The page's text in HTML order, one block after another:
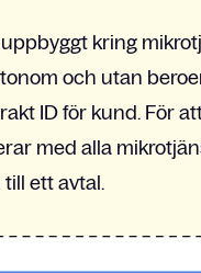
kring
och utan
ID för kund. För
med alla
ett avtal.